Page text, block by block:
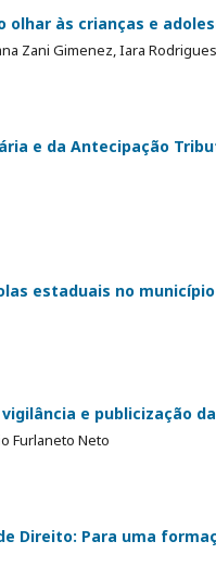
olhar às crianças e
Zani Gimenez, Iara
e da Antecipação
estaduais no
e publicização
Furlaneto Neto
Direito: Para uma